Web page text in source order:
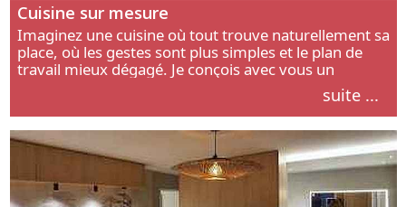
Cuisine sur mesure
Imaginez une cuisine où tout trouve naturellement sa
place, où les gestes sont plus simples et le plan de
travail mieux dégagé. Je conçois avec vous un
aménagement adapté à votre manière de cuisiner, de
suite ...